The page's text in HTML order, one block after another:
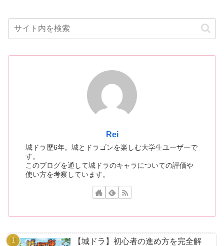
Rei
城ドラ歴6年。城とドラゴンを楽しむ大学生ユーザーで
す。
このブログを通して城ドラのキャラについての評価や
使い方を考察しています。
【城ドラ】初心者の進め方を完全解